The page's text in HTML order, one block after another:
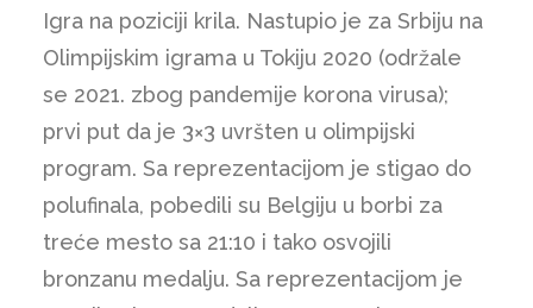
Igra na poziciji krila. Nastupio je za Srbiju na
Olimpijskim igrama u Tokiju 2020 (održale
se 2021. zbog pandemije korona virusa);
prvi put da je 3×3 uvršten u olimpijski
program. Sa reprezentacijom je stigao do
polufinala, pobedili su Belgiju u borbi za
treće mesto sa 21:10 i tako osvojili
bronzanu medalju. Sa reprezentacijom je